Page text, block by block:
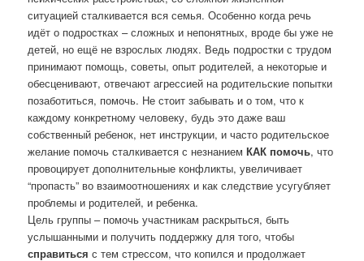
ситуацией сталкивается вся семья. Особенно когда речь
идёт о подростках – сложных и непонятных, вроде бы уже не
детей, но ещё не взрослых людях. Ведь подростки с трудом
принимают помощь, советы, опыт родителей, а некоторые и
обесценивают, отвечают агрессией на родительские попытки
позаботиться, помочь. Не стоит забывать и о том, что к
каждому конкретному человеку, будь это даже ваш
собственный ребенок, нет инструкции, и часто родительское
желание помочь сталкивается с незнаниемКАК помочь, что
провоцирует дополнительные конфликты, увеличивает
“пропасть” во взаимоотношениях и как следствие усугубляет
проблемы и родителей, и ребенка.
Цель группы – помочь участникам раскрыться, быть
услышанными и получить поддержку для того, чтобы
справиться с тем стрессом, что копился и продолжает